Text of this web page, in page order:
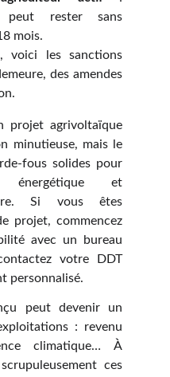
peut rester sans
mois.
voici les sanctions
des amendes
projet agrivoltaïque
minutieuse, mais le
fous solides pour
énergétique et
Si vous êtes
projet, commencez
avec un bureau
votre DDT
personnalisé.
peut devenir un
: revenu
climatique… À
ces